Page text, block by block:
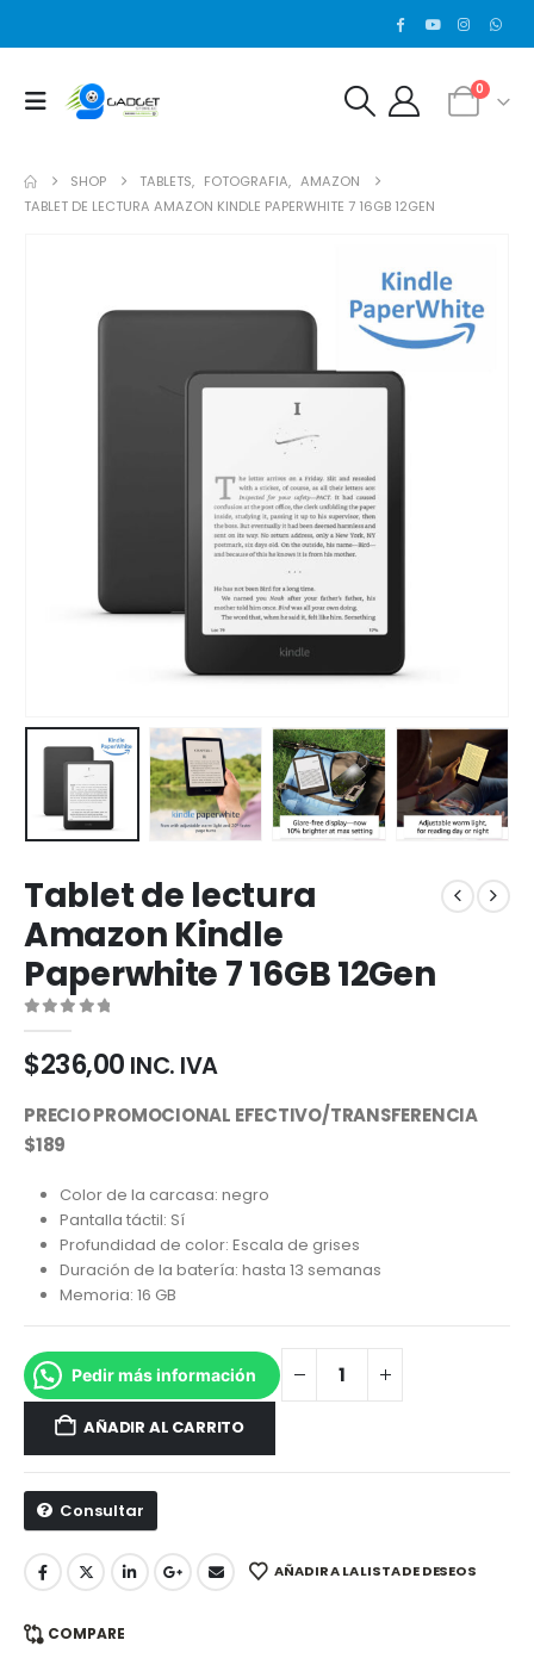
0
SHOP TABLETS, FOTOGRAFIA, AMAZON
TABLET DE LECTURA AMAZON KINDLE PAPERWHITE 7 16GB 12GEN
Tablet de lectura
Amazon Kindle
Paperwhite 7 16GB 12Gen
0out of 5
$236,00 INC. IVA
PRECIO PROMOCIONAL EFECTIVO/TRANSFERENCIA
$189
Color de la carcasa: negro
Pantalla táctil: Sí
Profundidad de color: Escala de grises
Duración de la batería: hasta 13 semanas
Memoria: 16 GB
Pedir más información
AÑADIR AL CARRITO
Consultar
AÑADIR A LA LISTA DE DESEOS
COMPARE